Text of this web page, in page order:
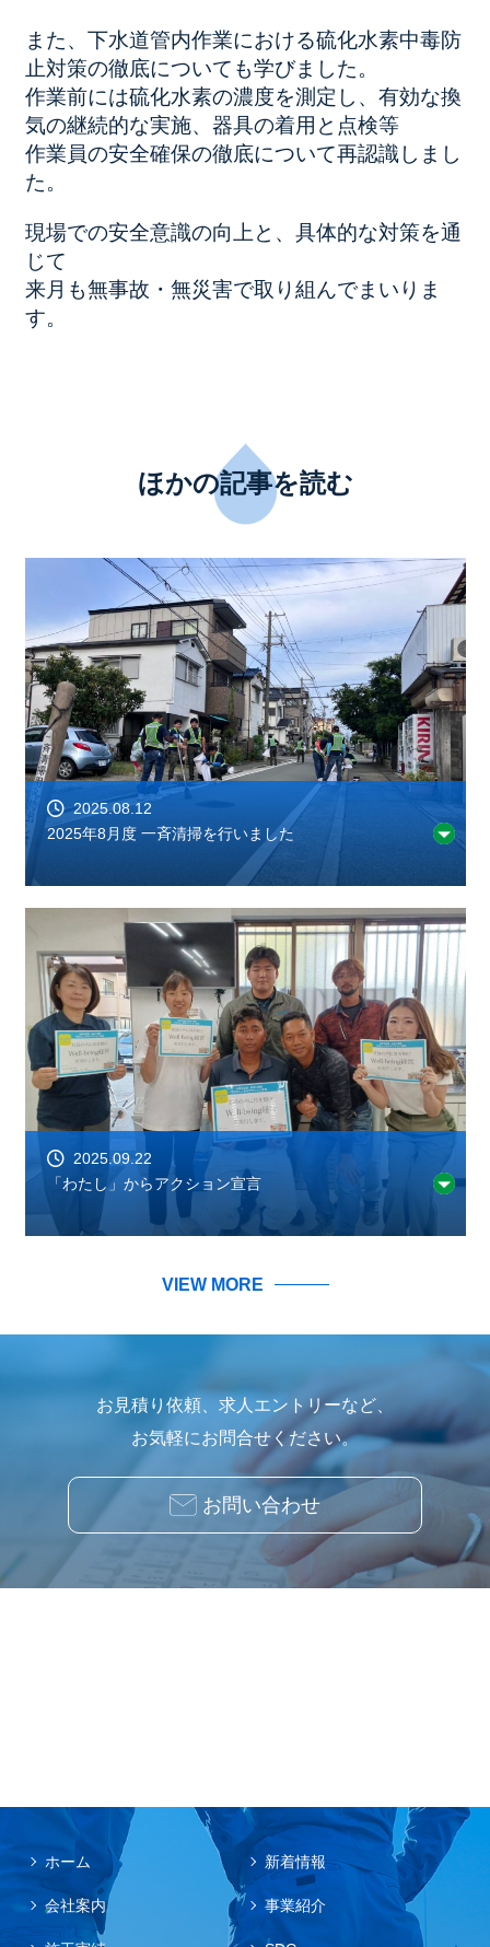
また、下水道管内作業における硫化水素中毒防
止対策の徹底についても学びました。
作業前には硫化水素の濃度を測定し、有効な換
気の継続的な実施、器具の着用と点検等
作業員の安全確保の徹底について再認識しまし
た。
現場での安全意識の向上と、具体的な対策を通
じて
来月も無事故・無災害で取り組んでまいりま
す。
ほかの記事を読む
2025.08.12
2025年8月度 一斉清掃を行いました
2025.09.22
「わたし」からアクション宣言
VIEW MORE
お見積り依頼、求人エントリーなど、
お気軽にお問合せください。
お問い合わせ
ホーム 新着情報
会社案内 事業紹介